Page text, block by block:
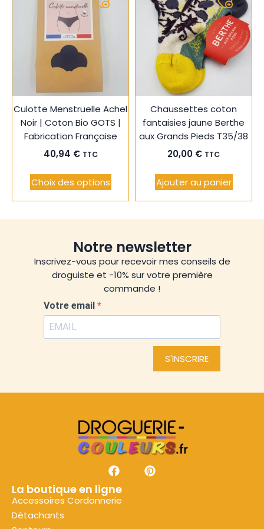
Culotte Menstruelle Achel
Noir | Coton Bio GOTS |
Fabrication Française
40,94 € TTC
Choix des options
Ajouter
Chaussettes coton
fantaisies jaune Berthe
aux Grands Pieds T35/38
20,00 € TTC
Ajouter au panier
Ajouter
à
ma
liste
Notre newsletter
Inscrivez-vous pour recevoir mes conseils de
droguiste et -10% sur votre première
commande !
Votre email
S'INSCRIRE
La boutique en ligne
Accessoires Cordonnerie
Détachants